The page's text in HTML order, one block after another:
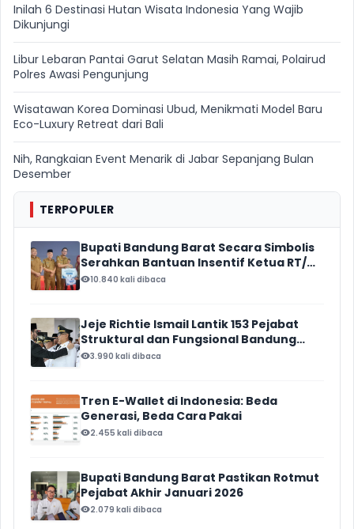
Inilah 6 Destinasi Hutan Wisata Indonesia Yang Wajib
Dikunjungi
Libur Lebaran Pantai Garut Selatan Masih Ramai, Polairud
Polres Awasi Pengunjung
Wisatawan Korea Dominasi Ubud, Menikmati Model Baru
Eco-Luxury Retreat dari Bali
Nih, Rangkaian Event Menarik di Jabar Sepanjang Bulan
Desember
TERPOPULER
Bupati Bandung Barat Secara Simbolis
Serahkan Bantuan Insentif Ketua RT/
RW, Total Anggaran Mencapai Rp16
10.840 kali dibaca
Jeje Richtie Ismail Lantik 153 Pejabat
Struktural dan Fungsional Bandung
Barat
3.990 kali dibaca
Tren E-Wallet di Indonesia: Beda
Generasi, Beda Cara Pakai
2.455 kali dibaca
Bupati Bandung Barat Pastikan Rotmut
Pejabat Akhir Januari 2026
2.079 kali dibaca